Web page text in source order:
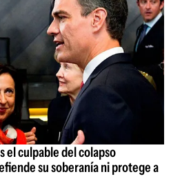
el culpable del colapso
su soberanía ni protege a